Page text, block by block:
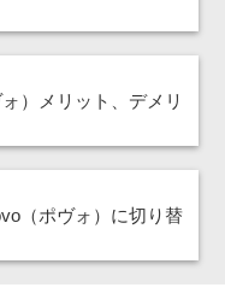
）メリット、デメリ
（ポヴォ）に切り替